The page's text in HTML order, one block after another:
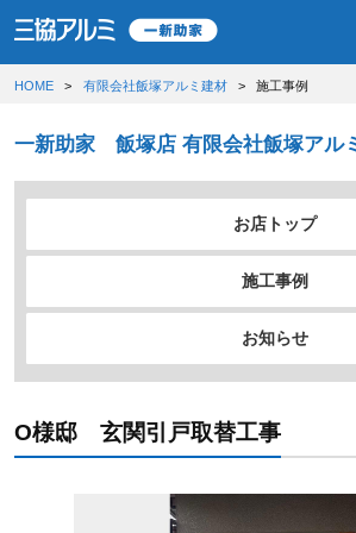
HOME 有限会社飯塚アルミ建材 施工事例
一新助家 飯塚店 有限会社飯塚アル
お店トップ
施工事例
お知らせ
O様邸 玄関引戸取替工事